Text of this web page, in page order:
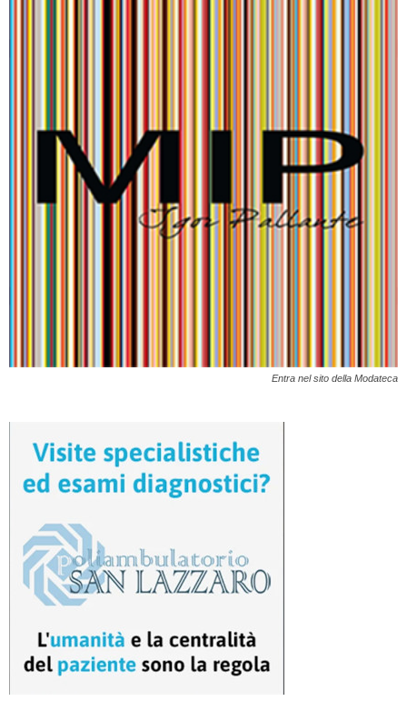
Entra nel sito della Modateca